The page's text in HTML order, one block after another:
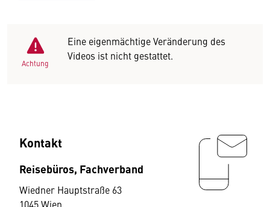
Achtung
Eine eigenmächtige Veränderung des
Videos ist nicht gestattet.
Kontakt
Reisebüros, Fachverband
Wiedner Hauptstraße 63
1045 Wien